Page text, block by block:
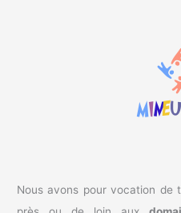
Nous avons pour vocation de